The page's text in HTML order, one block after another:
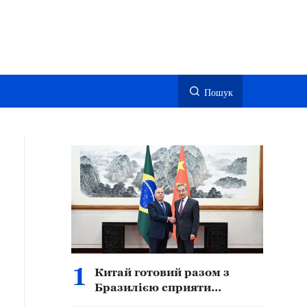
Пошук
1
Китай готовий разом з
Бразилією сприяти